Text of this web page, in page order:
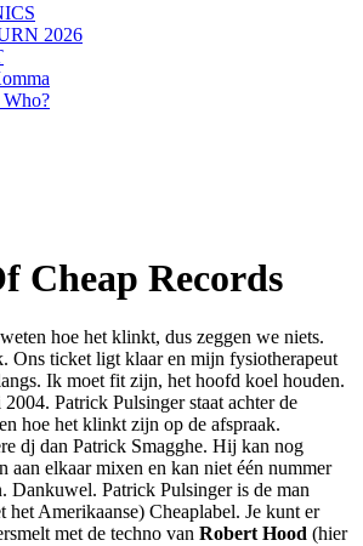
2026
Who?
Cheap Records
hoe het klinkt, dus zeggen we niets.
Ons ticket ligt klaar en mijn fysiotherapeut
Ik moet fit zijn, het hoofd koel houden.
Patrick Pulsinger staat achter de
hoe het klinkt zijn op de afspraak.
dj dan Patrick Smagghe. Hij kan nog
aan elkaar mixen en kan niet één nummer
Dankuwel. Patrick Pulsinger is de man
het Amerikaanse) Cheaplabel. Je kunt er
met de techno van Robert Hood (hier